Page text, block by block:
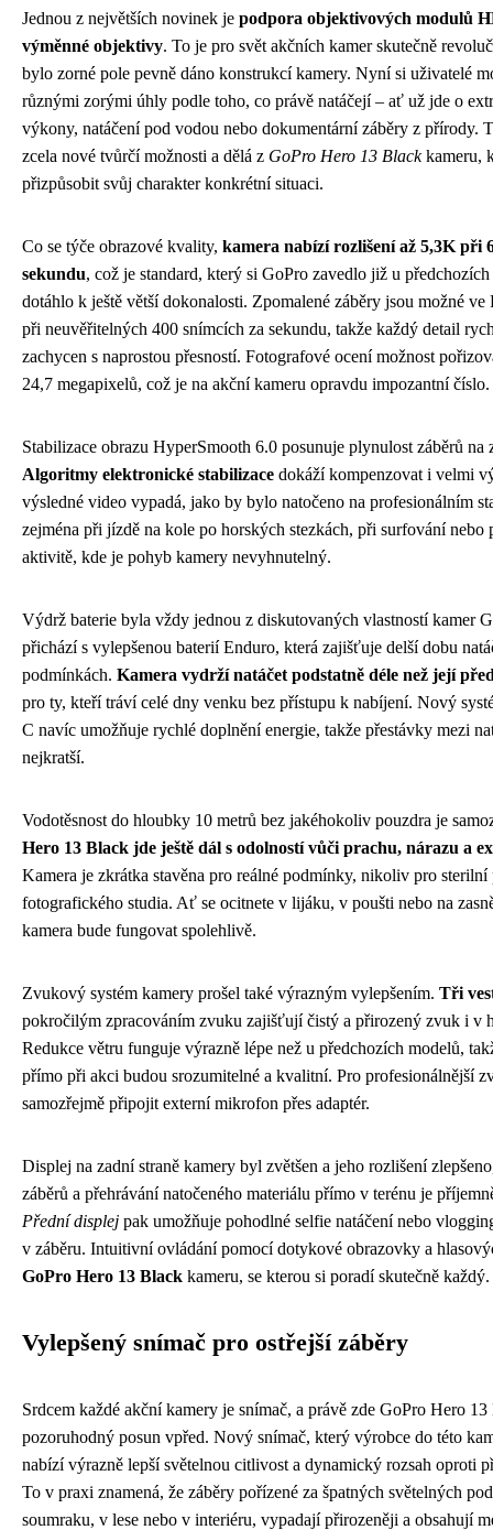
Jednou z největších novinek je podpora objektivových modulů
výměnné objektivy. To je pro svět akčních kamer skutečně
bylo zorné pole pevně dáno konstrukcí kamery. Nyní si uživatelé
různými zorými úhly podle toho, co právě natáčejí – ať už jde o
výkony, natáčení pod vodou nebo dokumentární záběry z přírody.
zcela nové tvůrčí možnosti a dělá z GoPro Hero 13 Blackkameru,
přizpůsobit svůj charakter konkrétní situaci.
Co se týče obrazové kvality, kamera nabízí rozlišení až 5,3K při
sekundu, což je standard, který si GoPro zavedlo již u
dotáhlo k ještě větší dokonalosti. Zpomalené záběry jsou možné
při neuvěřitelných 400 snímcích za sekundu, takže každý detail
zachycen s naprostou přesností. Fotografové ocení možnost
24,7 megapixelů, což je na akční kameru opravdu impozantní číslo.
Stabilizace obrazu HyperSmooth 6.0 posunuje plynulost záběrů na
Algoritmy elektronické stabilizace dokáží kompenzovat i velmi
výsledné video vypadá, jako by bylo natočeno na profesionálním
zejména při jízdě na kole po horských stezkách, při surfování
aktivitě, kde je pohyb kamery nevyhnutelný.
Výdrž baterie byla vždy jednou z diskutovaných vlastností kamer
přichází s vylepšenou baterií Enduro, která zajišťuje delší dobu
podmínkách. Kamera vydrží natáčet podstatně déle než její
pro ty, kteří tráví celé dny venku bez přístupu k nabíjení. Nový
C navíc umožňuje rychlé doplnění energie, takže přestávky mezi
nejkratší.
Vodotěsnost do hloubky 10 metrů bez jakéhokoliv pouzdra je
Hero 13 Black jde ještě dál s odolností vůči prachu, nárazu a
Kamera je zkrátka stavěna pro reálné podmínky, nikoliv pro sterilní
fotografického studia. Ať se ocitnete v lijáku, v poušti nebo na
kamera bude fungovat spolehlivě.
Zvukový systém kamery prošel také výrazným vylepšením. Tři
pokročilým zpracováním zvuku zajišťují čistý a přirozený zvuk i v
Redukce větru funguje výrazně lépe než u předchozích modelů,
přímo při akci budou srozumitelné a kvalitní. Pro profesionálnější
samozřejmě připojit externí mikrofon přes adaptér.
Displej na zadní straně kamery byl zvětšen a jeho rozlišení
záběrů a přehrávání natočeného materiálu přímo v terénu je
Přední displej pak umožňuje pohodlné selfie natáčení nebo
v záběru. Intuitivní ovládání pomocí dotykové obrazovky a
GoPro Hero 13 Black kameru, se kterou si poradí skutečně každý.
Vylepšený snímač pro ostřejší záběry
Srdcem každé akční kamery je snímač, a právě zde GoPro Hero
pozoruhodný posun vpřed. Nový snímač, který výrobce do této
nabízí výrazně lepší světelnou citlivost a dynamický rozsah oproti
To v praxi znamená, že záběry pořízené za špatných světelných
soumraku, v lese nebo v interiéru, vypadají přirozeněji a obsahují